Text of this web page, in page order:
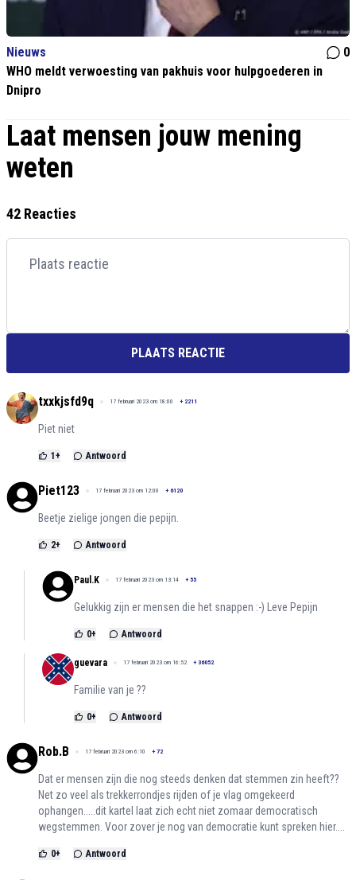
Nieuws
0
WHO meldt verwoesting van pakhuis voor hulpgoederen in
Dnipro
Laat mensen jouw mening
weten
42 Reacties
PLAATS REACTIE
txxkjsfd9q 17 februari 2023 om 18:00 + 2211
Piet niet
1 + Antwoord
Piet123 17 februari 2023 om 12:00 + 6120
Beetje zielige jongen die pepijn.
2+ Antwoord
Paul.K 17 februari 2023 om 13:14 + 55
Gelukkig zijn er mensen die het snappen :-) Leve Pepijn
0+ Antwoord
guevara 17 februari 2023 om 16:52 + 36052
Familie van je ??
0+ Antwoord
Rob.B 17 februari 2023 om 6:10 + 72
Dat er mensen zijn die nog steeds denken dat stemmen zin heeft??
Net zo veel als trekkerrondjes rijden of je vlag omgekeerd
ophangen.....dit kartel laat zich echt niet zomaar democratisch
wegstemmen. Voor zover je nog van democratie kunt spreken hier....
0+ Antwoord